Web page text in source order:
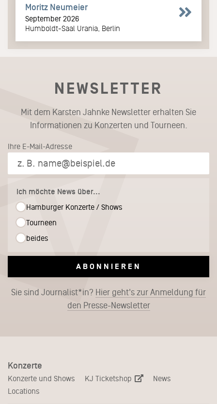
Moritz Neumeier
September 2026
Humboldt-Saal Urania, Berlin
NEWSLETTER
Mit dem Karsten Jahnke Newsletter erhalten Sie
Informationen zu Konzerten und Tourneen.
Ihre E-Mail-Adresse
Ich möchte News über...
Hamburger Konzerte / Shows
Tourneen
beides
ABONNIEREN
Sie sind Journalist*in? Hier geht's zur Anmeldung für
den Presse-Newsletter
Konzerte
Konzerte und Shows KJ Ticketshop
News
Locations